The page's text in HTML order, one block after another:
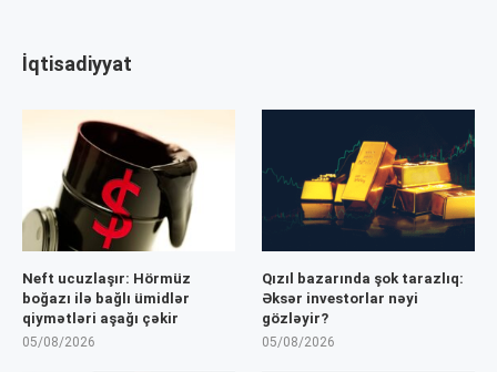
İqtisadiyyat
Neft ucuzlaşır: Hörmüz
boğazı ilə bağlı ümidlər
qiymətləri aşağı çəkir
05/08/2026
Qızıl bazarında şok tarazlıq:
Əksər investorlar nəyi
gözləyir?
05/08/2026